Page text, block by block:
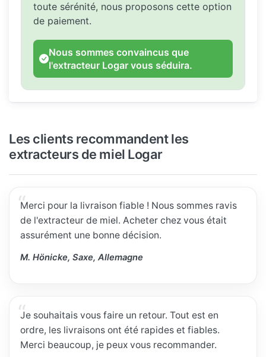
toute sérénité, nous proposons cette option
de paiement.
Nous sommes convaincus que
l'extracteur Logar vous séduira.
Les clients recommandent les
extracteurs de miel Logar
Merci pour la livraison fiable ! Nous sommes ravis
de l'extracteur de miel. Acheter chez vous était
assurément une bonne décision.
M. Hönicke, Saxe, Allemagne
Je souhaitais vous faire un retour. Tout est en
ordre, les livraisons ont été rapides et fiables.
Merci beaucoup, je peux vous recommander.